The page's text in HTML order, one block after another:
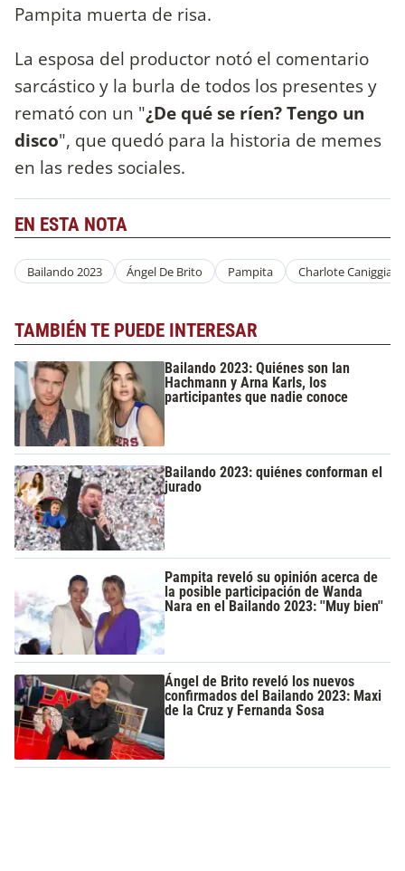
Pampita muerta de risa.
La esposa del productor notó el comentario
sarcástico y la burla de todos los presentes y
remató con un "¿De qué se ríen? Tengo un
disco", que quedó para la historia de memes
en las redes sociales.
EN ESTA NOTA
Bailando 2023 Ángel De Brito Pampita Charlote Caniggia
TAMBIÉN TE PUEDE INTERESAR
Bailando 2023: Quiénes son Ian
Hachmann y Arna Karls, los
participantes que nadie conoce
Bailando 2023: quiénes conforman el
jurado
Pampita reveló su opinión acerca de
la posible participación de Wanda
Nara en el Bailando 2023: ''Muy bien''
Ángel de Brito reveló los nuevos
confirmados del Bailando 2023: Maxi
de la Cruz y Fernanda Sosa